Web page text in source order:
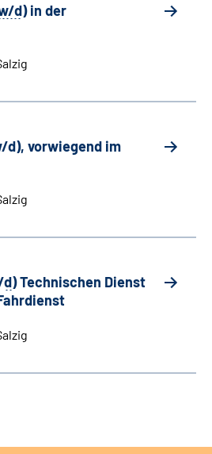
d) in der
d), vorwiegend im
d) Technischen Dienst